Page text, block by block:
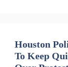
Houston
To Keep